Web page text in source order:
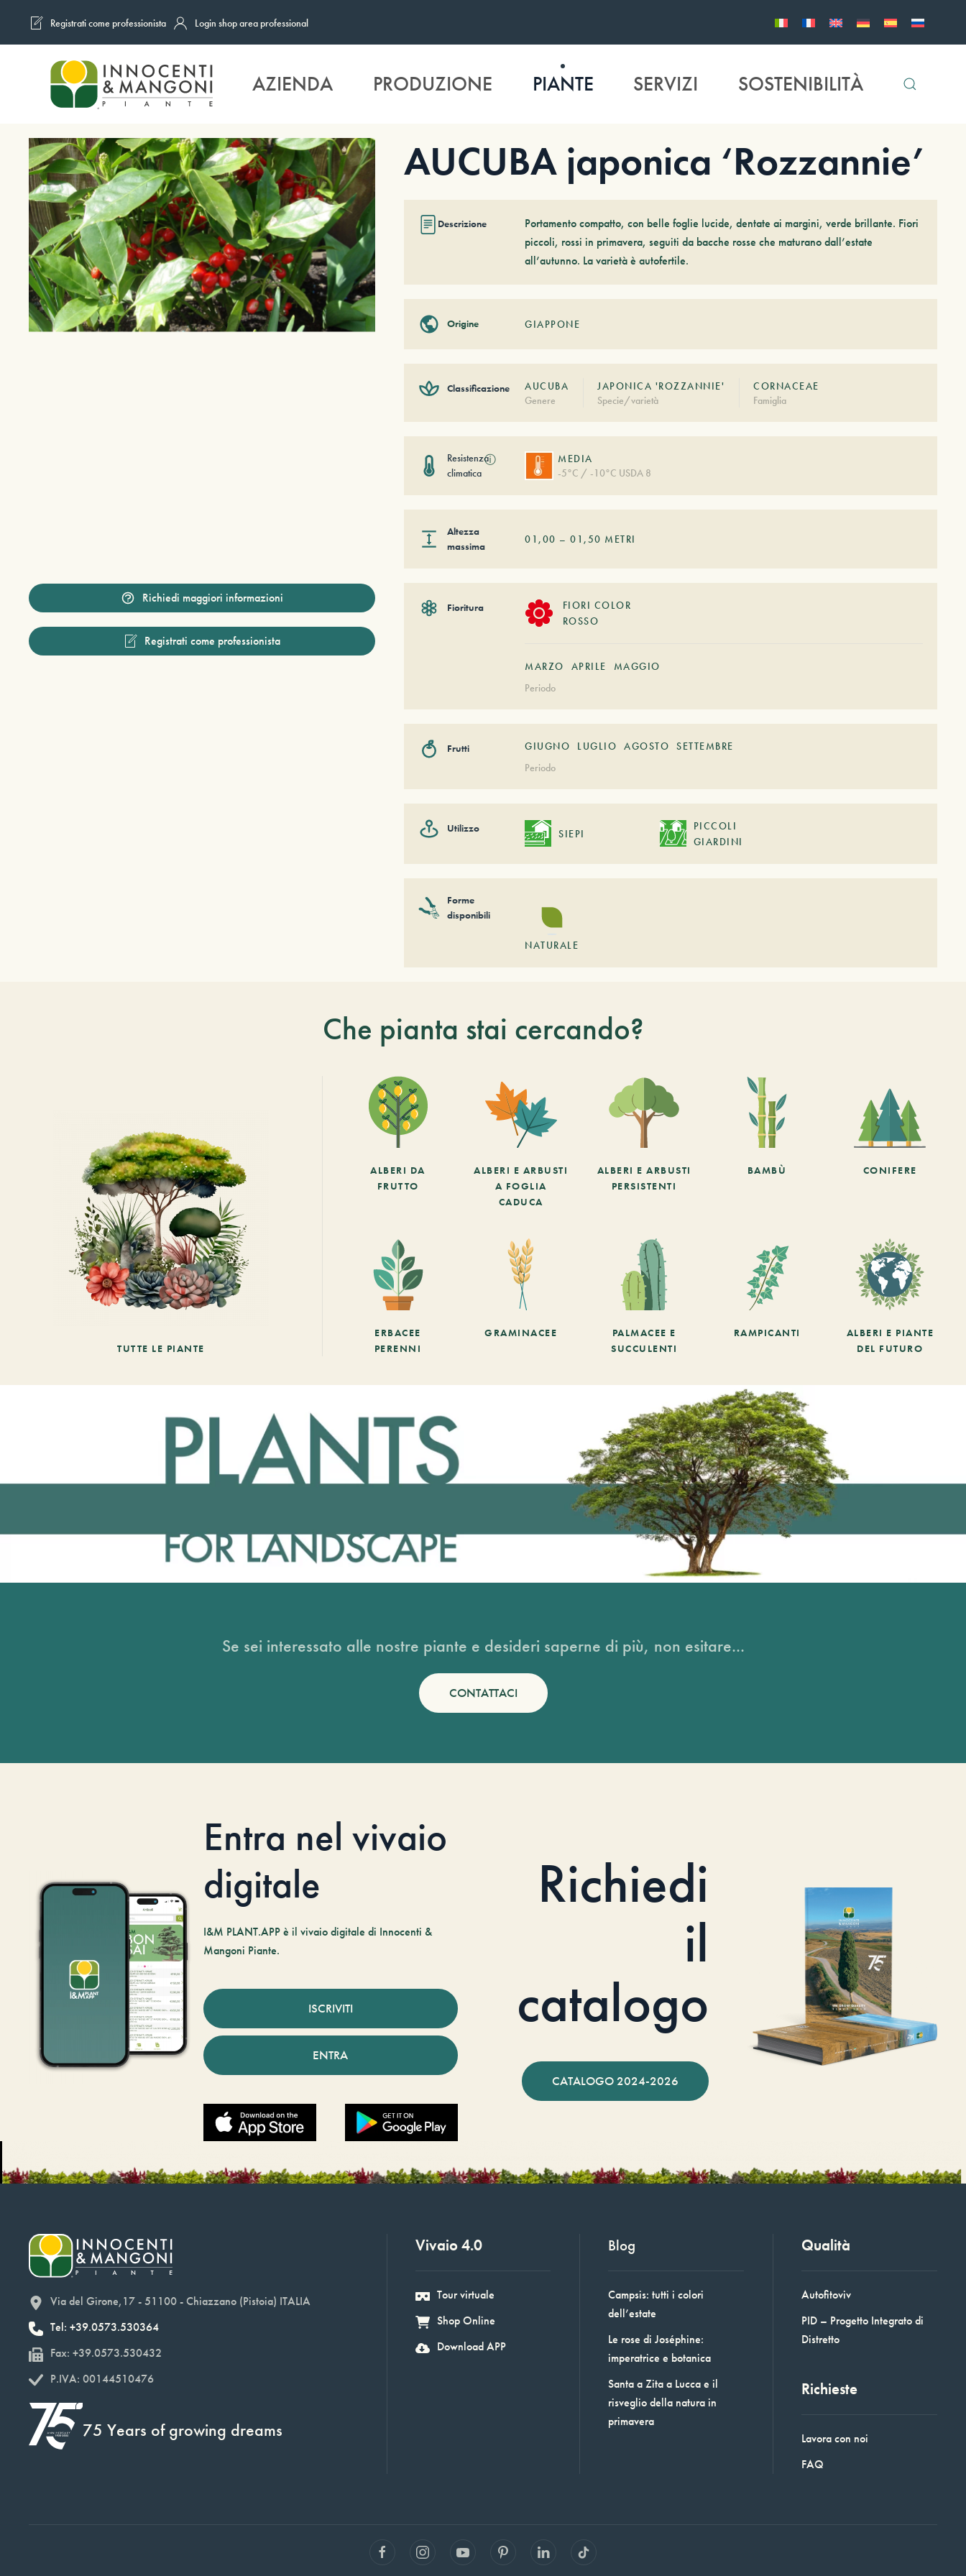
Skip to main content
Registrati come professionista Login shop area professional
AZIENDA PRODUZIONE PIANTE SERVIZI SOSTENIBILITÀ
Richiedi maggiori informazioni
Registrati come professionista
AUCUBA japonica ‘Rozzannie’
Descrizione
Portamento compatto, con belle foglie lucide, dentate ai margini, verde brillante. Fiori
piccoli, rossi in primavera, seguiti da bacche rosse che maturano dall’estate
all’autunno. La varietà è autofertile.
Origine GIAPPONE
Classificazione
AUCUBA
Genere
JAPONICA 'ROZZANNIE'
Specie/varietà
CORNACEAE
Famiglia
Resistenza
climatica
ⓘ
MEDIA
-5°C / -10°C USDA 8
Altezza
massima
01,00 –01,50 METRI
Fioritura
FIORI COLOR
ROSSO
MARZO APRILE
MAGGIO
Periodo
Frutti GIUGNO LUGLIO AGOSTO
SETTEMBRE
Periodo
Utilizzo SIEPI
PICCOLI
GIARDINI
Forme
disponibili
NATURALE
Che pianta stai cercando?
TUTTE LE PIANTE
ALBERI DA
FRUTTO
ALBERI E ARBUSTI
A FOGLIA
CADUCA
ALBERI E ARBUSTI
PERSISTENTI
BAMBÙ CONIFERE
ERBACEE
PERENNI
GRAMINACEE
PALMACEE E
SUCCULENTI
RAMPICANTI
ALBERI E PIANTE
DEL FUTURO
Se sei interessato alle nostre piante e desideri saperne di più, non esitare...
CONTATTACI
Entra nel vivaio
digitale
I&M PLANT.APP è il vivaio digitale di Innocenti &
Mangoni Piante.
ISCRIVITI
ENTRA
Richiedi
il
catalogo
CATALOGO 2024-2026
Via del Girone,17 - 51100 - Chiazzano (Pistoia) ITALIA
Tel: +39.0573.530364
Fax: +39.0573.530432
P.IVA: 00144510476
75 Years of growing dreams
Vivaio 4.0
Tour virtuale
Shop Online
Download APP
Blog
Campsis: tutti i colori
dell’estate
Le rose di Joséphine:
imperatrice e botanica
Santa a Zita a Lucca e il
risveglio della natura in
primavera
Qualità
Autofitoviv
PID – Progetto Integrato di
Distretto
Richieste
Lavora con noi
FAQ